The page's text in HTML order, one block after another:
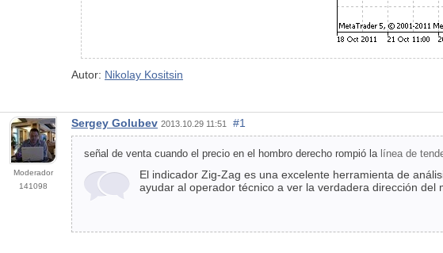
Autor: Nikolay Kositsin
Moderador
141098
Sergey Golubev 2013.10.29 11:51 #1
señal de venta cuando el precio en el hombro derecho rompió la línea de
El indicador Zig-Zag es una excelente herramienta de
ayudar al operador técnico a ver la verdadera dirección del